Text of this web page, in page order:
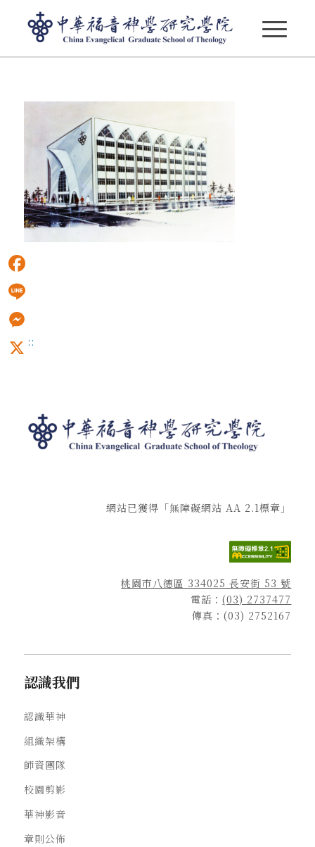
:::
網站已獲得「無障礙網站 AA 2.1標章」
桃園市八德區 334025 長安街 53 號
電話：(03) 2737477
傳真：(03) 2752167
認識我們
認識華神
組織架構
師資團隊
校園剪影
華神影音
章則公佈
Facebook
Line
Messenger